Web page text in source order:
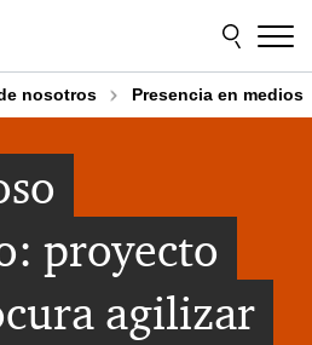
nosotros Presencia en medios
proyecto
agilizar